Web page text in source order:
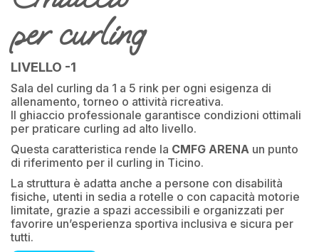
per curling
LIVELLO -1
Sala del curling da 1 a 5 rink per ogni esigenza di
allenamento, torneo o attività ricreativa.
Il ghiaccio professionale garantisce condizioni ottimali
per praticare curling ad alto livello.
Questa caratteristica rende la CMFG ARENA un punto
di riferimento per il curling in Ticino.
La struttura è adatta anche a persone con disabilità
fisiche, utenti in sedia a rotelle o con capacità motorie
limitate, grazie a spazi accessibili e organizzati per
favorire un’esperienza sportiva inclusiva e sicura per
tutti.